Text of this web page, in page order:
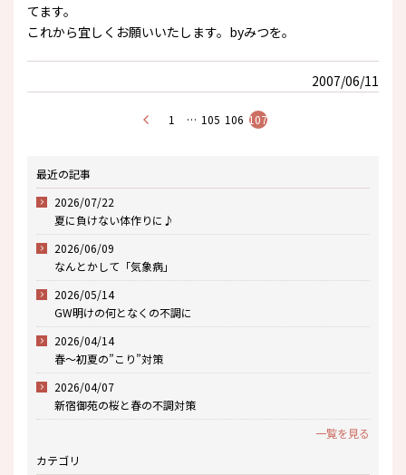
てます。
これから宜しくお願いいたします。byみつを。
2007/06/11
1 … 105 106 107
最近の記事
2026/07/22
夏に負けない体作りに♪
2026/06/09
なんとかして「気象病」
2026/05/14
GW明けの何となくの不調に
2026/04/14
春～初夏の”こり”対策
2026/04/07
新宿御苑の桜と春の不調対策
一覧を見る
カテゴリ